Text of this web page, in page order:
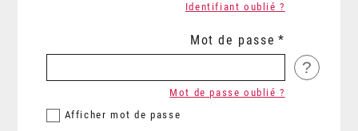
Identifiant oublié ?
Mot de passe
?
Afficher mot de passe
Mot de passe oublié ?